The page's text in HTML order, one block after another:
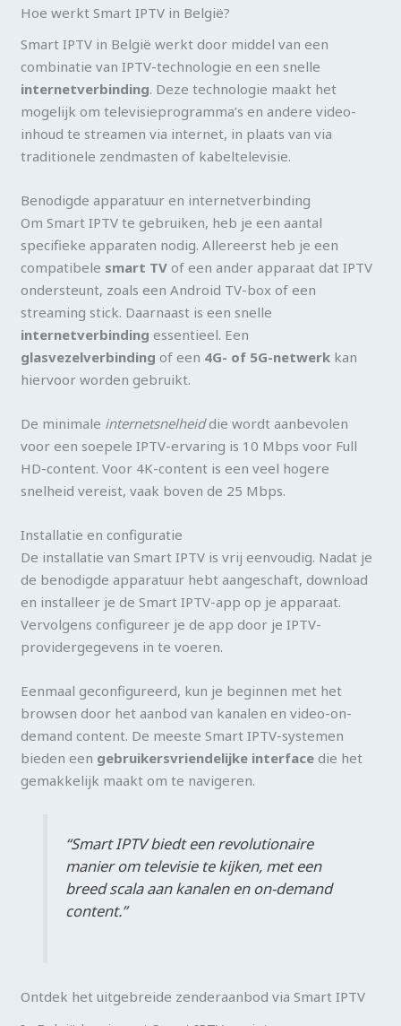
Hoe werkt Smart IPTV in België?
Smart IPTV in België werkt door middel van een
combinatie van IPTV-technologie en een snelle
internetverbinding. Deze technologie maakt het
mogelijk om televisieprogramma’s en andere video-
inhoud te streamen via internet, in plaats van via
traditionele zendmasten of kabeltelevisie.
Benodigde apparatuur en internetverbinding
Om Smart IPTV te gebruiken, heb je een aantal
specifieke apparaten nodig. Allereerst heb je een
compatibele smart TV of een ander apparaat dat IPTV
ondersteunt, zoals een Android TV-box of een
streaming stick. Daarnaast is een snelle
internetverbinding essentieel. Een
glasvezelverbinding of een 4G- of 5G-netwerk kan
hiervoor worden gebruikt.
De minimale internetsnelheiddie wordt aanbevolen
voor een soepele IPTV-ervaring is 10 Mbps voor Full
HD-content. Voor 4K-content is een veel hogere
snelheid vereist, vaak boven de 25 Mbps.
Installatie en configuratie
De installatie van Smart IPTV is vrij eenvoudig. Nadat je
de benodigde apparatuur hebt aangeschaft, download
en installeer je de Smart IPTV-app op je apparaat.
Vervolgens configureer je de app door je IPTV-
providergegevens in te voeren.
Eenmaal geconfigureerd, kun je beginnen met het
browsen door het aanbod van kanalen en video-on-
demand content. De meeste Smart IPTV-systemen
bieden een gebruikersvriendelijke interface die het
gemakkelijk maakt om te navigeren.
“Smart IPTV biedt een revolutionaire
manier om televisie te kijken, met een
breed scala aan kanalen en on-demand
content.”
Ontdek het uitgebreide zenderaanbod via Smart IPTV